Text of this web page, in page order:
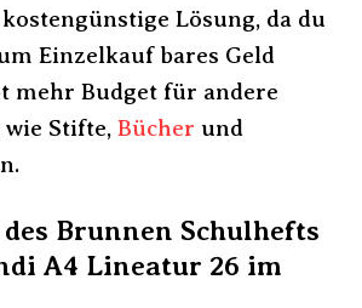
Lösung, da du
Einzelkauf bares Geld
mehr Budget für andere
Stifte, Bücher und
Brunnen Schulhefts
A4 Lineatur 26 im